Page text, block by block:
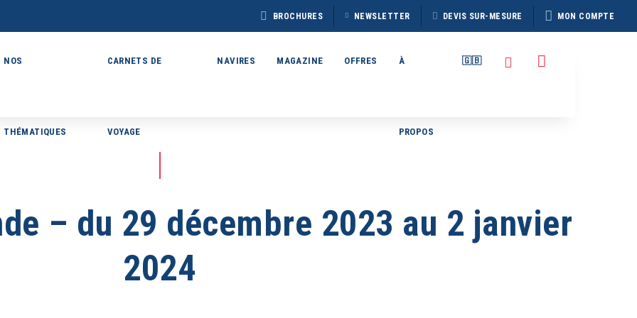
BROCHURES
BROCHURE
Voir toutes les Brochures
NEWSLETTER DEVIS SUR-MESURE MON COMPTE
NOS
THÉMATIQUES
CARNETS DE
VOYAGE
NAVIRES MAGAZINE OFFRES À
PROPOS
🇬🇧
– du 29 décembre 2023 au 2 janvier
2024